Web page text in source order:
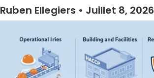
Ruben Ellegiers Juillet 8, 2026